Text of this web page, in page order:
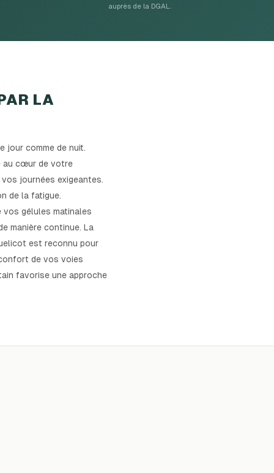
auprès de la DGAL.
LA
jour comme de nuit.
au cœur de votre
journées exigeantes.
de la fatigue.
vos gélules matinales
manière continue. La
est reconnu pour
de vos voies
favorise une approche